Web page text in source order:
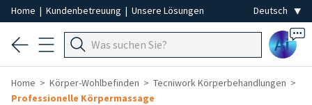
Home | Kundenbetreuung | Unsere Lösungen
Ai
Home Körper-Wohlbefinden
Tecniwork Körperbehandlungen
Professionelle Körpermassage